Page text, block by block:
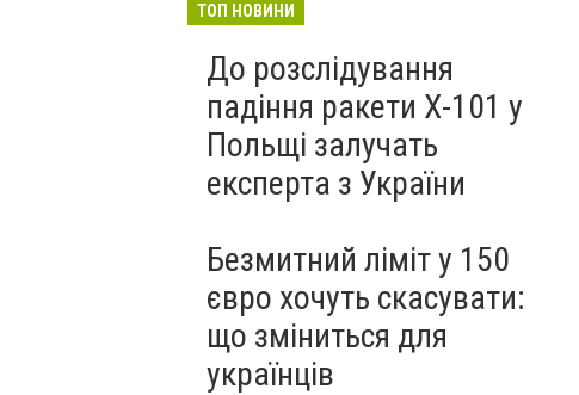
ТОП НОВИНИ
До розслідування
падіння ракети Х-101 у
Польщі залучать
експерта з України
Безмитний ліміт у 150
євро хочуть скасувати:
що зміниться для
українців